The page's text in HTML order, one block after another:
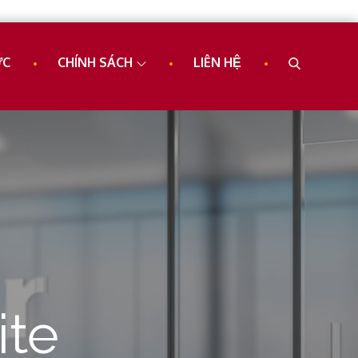
CHÍNH SÁCH LIÊN HỆ